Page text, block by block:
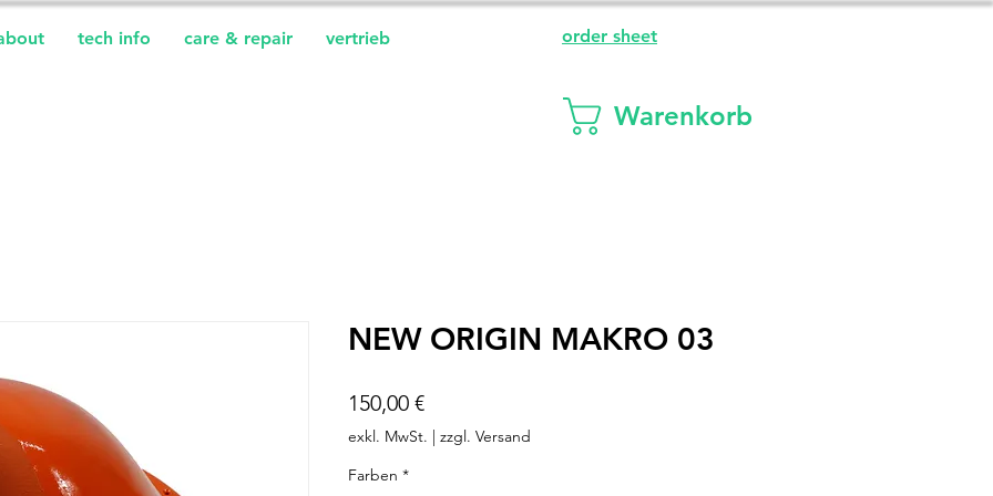
tech info care & repair vertrieb order sheet
Warenkorb
NEW ORIGIN MAKRO 03
150,00 €Preis
exkl. MwSt. | zzgl. Versand
Farben *